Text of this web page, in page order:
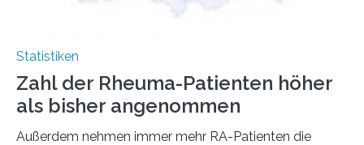
Statistiken
Zahl der Rheuma-Patienten höher
als bisher angenommen
Außerdem nehmen immer mehr RA-Patienten die